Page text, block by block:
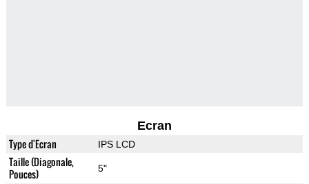
Ecran
Type d'Ecran IPS LCD
Taille (Diagonale,
Pouces)
5"